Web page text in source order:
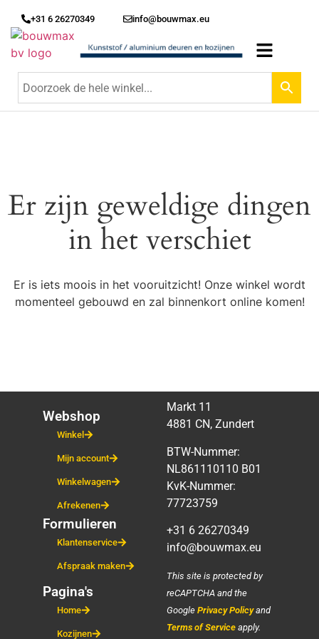
+31 6 26270349 info@bouwmax.eu
Er zijn geweldige dingen
in het verschiet
Er is iets moois in het vooruitzicht! Onze winkel wordt
momenteel gebouwd en zal binnenkort online komen!
Webshop
Winkel
Mijn account
Winkelwagen
Afrekenen
Formulieren
Klantenservice
Afspraak maken
Pagina's
Home
Kozijnen
Markt 11
4881 CN, Zundert
BTW-Nummer:
NL861110110 B01
KvK-Nummer:
77723759
+31 6 26270349
info@bouwmax.eu
This site is protected by
reCAPTCHA and the
Google Privacy Policyand
Terms of Service apply.